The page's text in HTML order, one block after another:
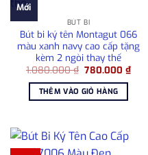
Mới
BÚT BI
Bút bi ký tên Montagut 066
màu xanh navy cao cấp tặng
kèm 2 ngòi thay thế
1.080.000₫ Giá
là:
1.080.000 ₫.
780.000₫Giá
THÊM VÀO GIỎ HÀNG